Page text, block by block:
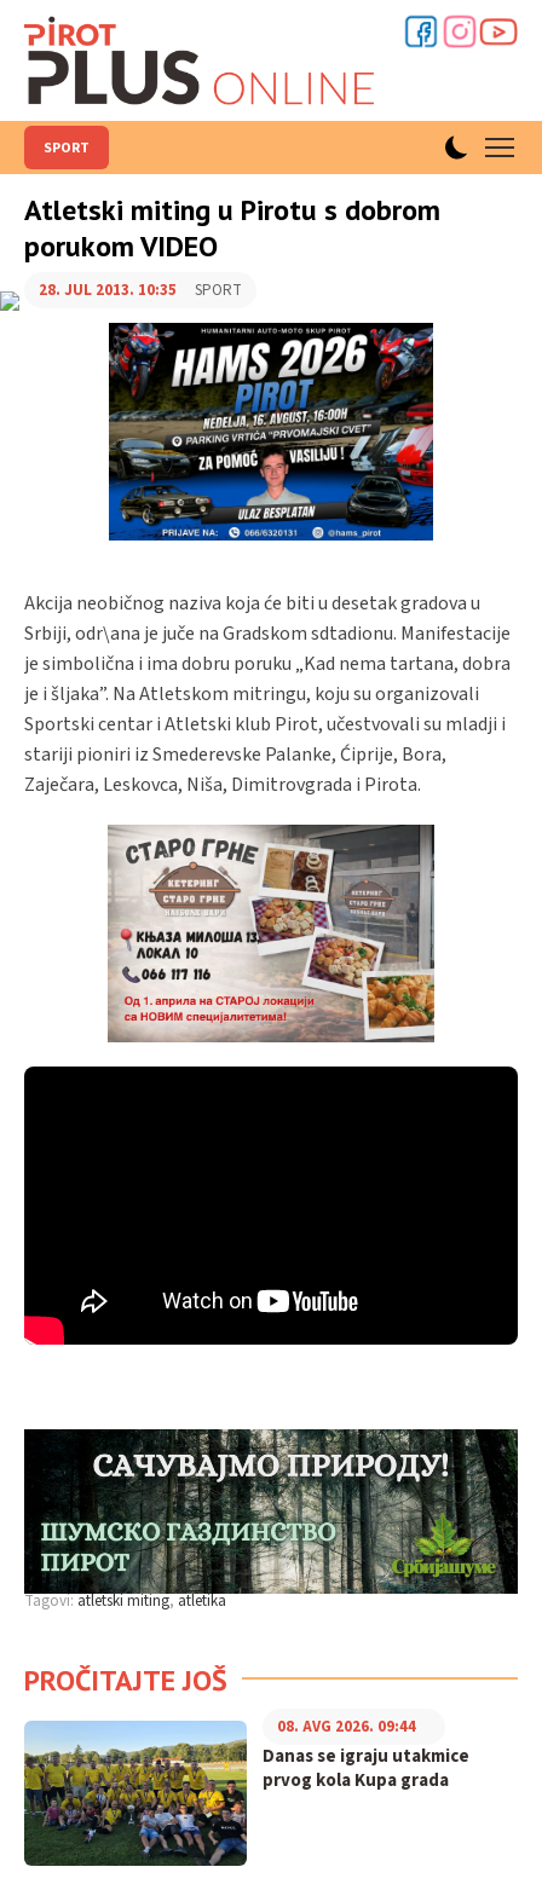
SPORT
Atletski miting u Pirotu s dobrom
porukom VIDEO
28. JUL 2013. 10:35 SPORT
Akcija neobičnog naziva koja će biti u desetak gradova u
Srbiji, odr\ana je juče na Gradskom sdtadionu. Manifestacije
je simbolična i ima dobru poruku „Kad nema tartana, dobra
je i šljaka”. Na Atletskom mitringu, koju su organizovali
Sportski centar i Atletski klub Pirot, učestvovali su mladji i
stariji pioniri iz Smederevske Palanke, Ćiprije, Bora,
Zaječara, Leskovca, Niša, Dimitrovgrada i Pirota.
Tagovi:atletski miting atletika
PROČITAJTE JOŠ
Danas se igraju utakmice
prvog kola Kupa grada
08. AVG 2026. 09:44